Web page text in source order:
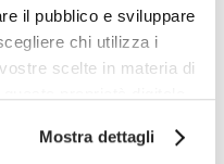
il pubblico e sviluppare
chi utilizza i
scelte in materia di
in qualsiasi
Mostra dettagli